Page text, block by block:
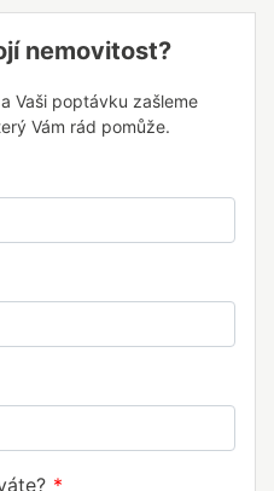
nemovitost?
Vaši poptávku zašleme
Vám rád pomůže.